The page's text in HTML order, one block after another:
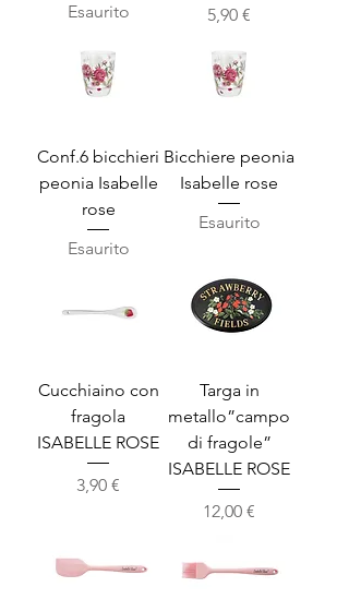
Esaurito
Prezzo
5,90 €
Conf.6 bicchieri
peonia Isabelle
rose
Esaurito
Bicchiere peonia
Isabelle rose
Esaurito
Cucchiaino con
fragola
ISABELLE ROSE
Prezzo
3,90 €
Targa in
metallo”campo
di fragole”
ISABELLE ROSE
Prezzo
12,00 €